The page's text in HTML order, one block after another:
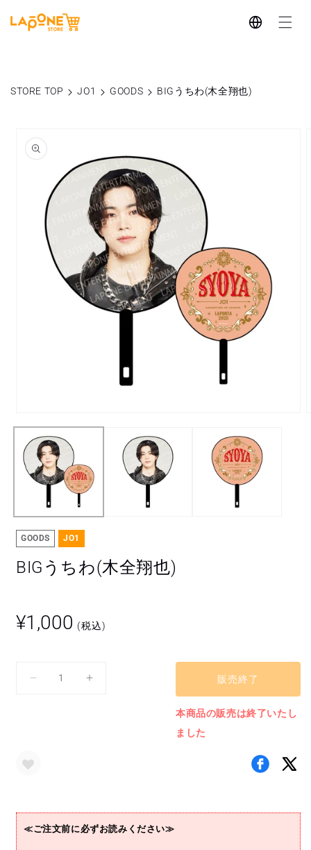
ンツに
進む
言
語
STORE TOP JO1 GOODS BIGうちわ(木全翔也)
報にス
キップ
ー
ル
で
ア
(1)
を
く
GOODS JO1
BIGうちわ(木全翔也)
通
常
¥1,000 (税込)
全
の
数
BIG
の
数
販売終了
本商品の販売は終了いたし
ました
≪ご注文前に必ずお読みください≫